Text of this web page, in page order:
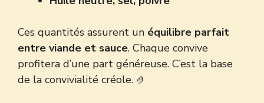
Ces quantités assurent un équilibre parfait
entre viande et sauce. Chaque convive
profitera d’une part généreuse. C’est la base
de la convivialité créole. 🤌